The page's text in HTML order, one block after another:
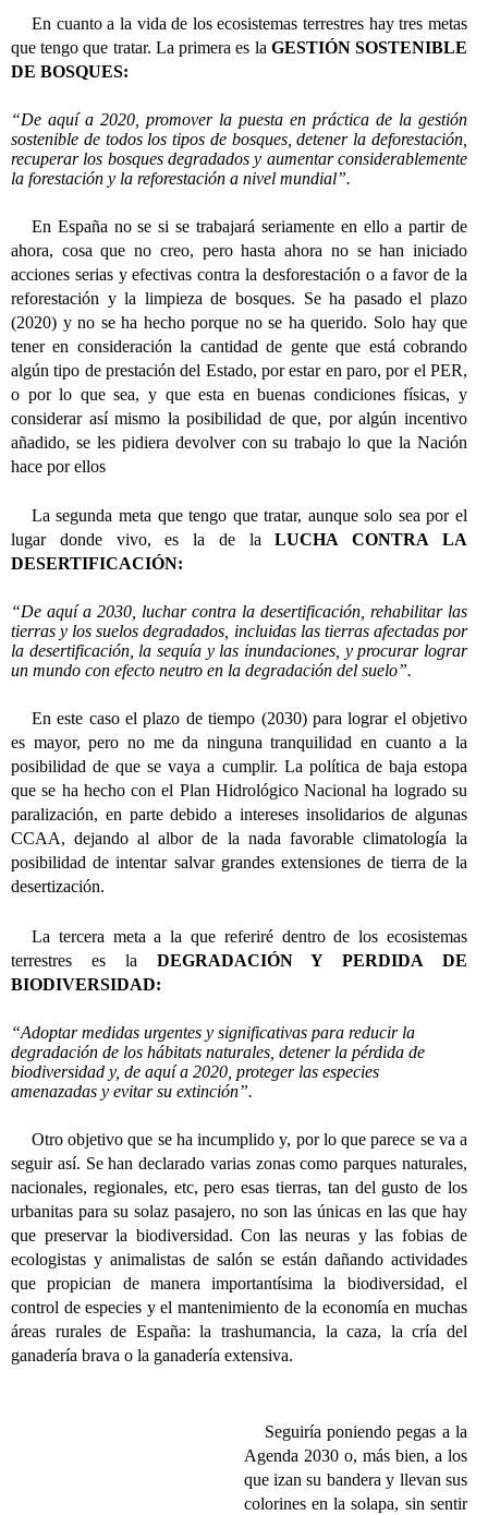
En cuanto a la vida de los ecosistemas terrestres hay tres metas
que tengo que tratar. La primera es la GESTIÓN SOSTENIBLE
DE BOSQUES:
“De aquí a 2020, promover la puesta en práctica de la gestión
sostenible de todos los tipos de bosques, detener la deforestación,
recuperar los bosques degradados y aumentar considerablemente
la forestación y la reforestación a nivel mundial”.
En España no se si se trabajará seriamente en ello a partir de
ahora, cosa que no creo, pero hasta ahora no se han iniciado
acciones serias y efectivas contra la desforestación o a favor de la
reforestación y la limpieza de bosques. Se ha pasado el plazo
(2020) y no se ha hecho porque no se ha querido. Solo hay que
tener en consideración la cantidad de gente que está cobrando
algún tipo de prestación del Estado, por estar en paro, por el PER,
o por lo que sea, y que esta en buenas condiciones físicas, y
considerar así mismo la posibilidad de que, por algún incentivo
añadido, se les pidiera devolver con su trabajo lo que la Nación
hace por ellos
La segunda meta que tengo que tratar, aunque solo sea por el
lugar donde vivo, es la de laLUCHA CONTRA LA
DESERTIFICACIÓN:
“De aquí a 2030, luchar contra la desertificación, rehabilitar las
tierras y los suelos degradados, incluidas las tierras afectadas por
la desertificación, la sequía y las inundaciones, y procurar lograr
un mundo con efecto neutro en la degradación del suelo”.
En este caso el plazo de tiempo (2030) para lograr el objetivo
es mayor, pero no me da ninguna tranquilidad en cuanto a la
posibilidad de que se vaya a cumplir. La política de baja estopa
que se ha hecho con el Plan Hidrológico Nacional ha logrado su
paralización, en parte debido a intereses insolidarios de algunas
CCAA, dejando al albor de la nada favorable climatología la
posibilidad de intentar salvar grandes extensiones de tierra de la
desertización.
La tercera meta a la que referiré dentro de los ecosistemas
terrestres es la DEGRADACIÓN Y PERDIDA DE
BIODIVERSIDAD:
“Adoptar medidas urgentes y significativas para reducir la
degradación de los hábitats naturales, detener la pérdida de
biodiversidad y, de aquí a 2020, proteger las especies
amenazadas y evitar su extinción”.
Otro objetivo que se ha incumplido y, por lo que parece se va a
seguir así. Se han declarado varias zonas como parques naturales,
nacionales, regionales, etc, pero esas tierras, tan del gusto de los
urbanitas para su solaz pasajero, no son las únicas en las que hay
que preservar la biodiversidad. Con las neuras y las fobias de
ecologistas y animalistas de salón se están dañando actividades
que propician de manera importantísima la biodiversidad, el
control de especies y el mantenimiento de la economía en muchas
áreas rurales de España: la trashumancia, la caza, la cría del
ganadería brava o la ganadería extensiva.
Seguiría poniendo pegas a la
Agenda 2030 o, más bien, a los
que izan su bandera y llevan sus
colorines en la solapa, sin sentir